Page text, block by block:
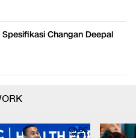
Changan Deepal